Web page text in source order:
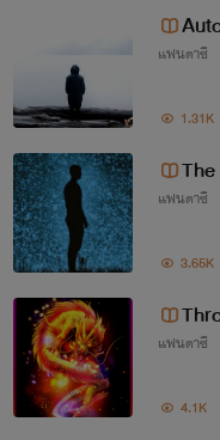
อด
แฟนตาซี
1.31K
น
แฟนตาซี
3.65K
าชา
แฟนตาซี
4.1K